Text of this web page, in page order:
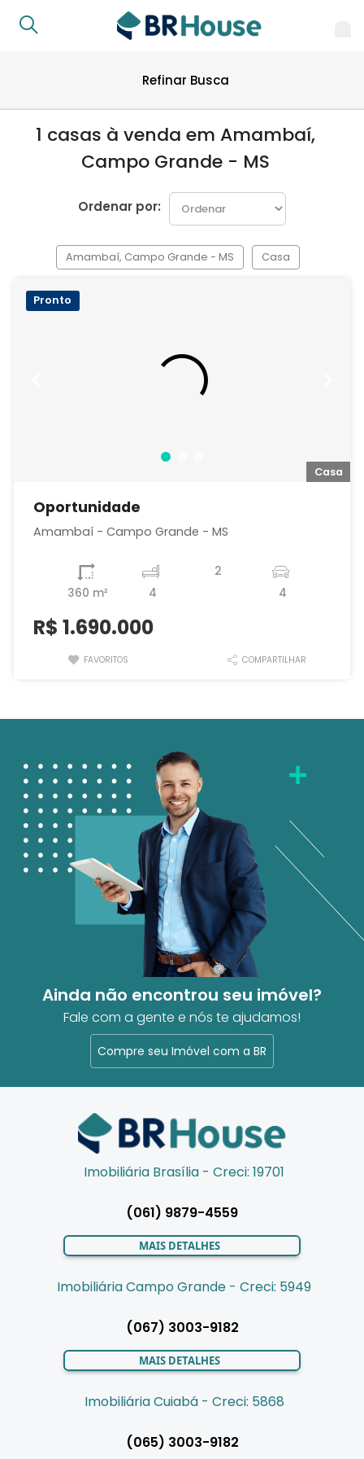
Refinar Busca
1 casas à venda em Amambaí,
Campo Grande - MS
Ordenar por:
Amambaí, Campo Grande - MS Casa
Casa
Pronto
Oportunidade
Amambaí - Campo Grande - MS
360 m² 4
2
4
R$ 1.690.000
FAVORITOS COMPARTILHAR
Ainda não encontrou seu imóvel?
Fale com a gente e nós te ajudamos!
Compre seu Imóvel com a BR
Imobiliária Brasília - Creci: 19701
(061) 9879-4559
MAIS DETALHES
Imobiliária Campo Grande - Creci: 5949
(067) 3003-9182
MAIS DETALHES
Imobiliária Cuiabá - Creci: 5868
(065) 3003-9182